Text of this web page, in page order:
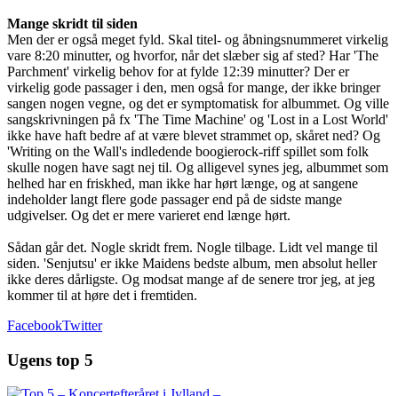
Mange skridt til siden
Men der er også meget fyld. Skal titel- og åbningsnummeret virkelig
vare 8:20 minutter, og hvorfor, når det slæber sig af sted? Har 'The
Parchment' virkelig behov for at fylde 12:39 minutter? Der er
virkelig gode passager i den, men også for mange, der ikke bringer
sangen nogen vegne, og det er symptomatisk for albummet. Og ville
sangskrivningen på fx 'The Time Machine' og 'Lost in a Lost World'
ikke have haft bedre af at være blevet strammet op, skåret ned? Og
'Writing on the Wall's indledende boogierock-riff spillet som folk
skulle nogen have sagt nej til. Og alligevel synes jeg, albummet som
helhed har en friskhed, man ikke har hørt længe, og at sangene
indeholder langt flere gode passager end på de sidste mange
udgivelser. Og det er mere varieret end længe hørt.
Sådan går det. Nogle skridt frem. Nogle tilbage. Lidt vel mange til
siden. 'Senjutsu' er ikke Maidens bedste album, men absolut heller
ikke deres dårligste. Og modsat mange af de senere tror jeg, at jeg
kommer til at høre det i fremtiden.
FacebookTwitter
Ugens top 5